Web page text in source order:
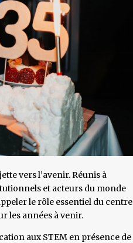
vers l’avenir. Réunis à
et acteurs du monde
le rôle essentiel du centre
les années à venir.
aux STEM en présence de